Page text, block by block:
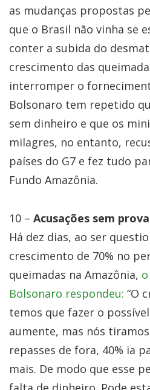
as mudanças propostas
que o Brasil não vinha se
conter a subida do
crescimento das
interromper o
Bolsonaro tem repetido
sem dinheiro e que os
milagres, no entanto,
países do G7 e fez tudo
Fundo Amazônia.
10 – Acusações sem
Há dez dias, ao ser
crescimento de 70% no
queimadas na Amazônia,
Bolsonaro respondeu: “O
temos que fazer o
aumente, mas nós
repasses de fora, 40% ia
mais. De modo que esse